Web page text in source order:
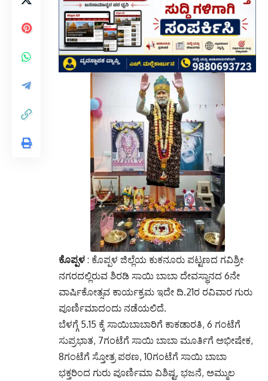
ಕೊಪ್ಪಳ : ಕೊಪ್ಪಳ ಜಿಲ್ಲೆಯ ಕುಕನೂರು ಪಟ್ಟಣದ ಗವಿಶ್ರೀ
ನಗರದಲ್ಲಿರುವ ಶಿರಡಿ ಸಾಯಿ ಬಾಬಾ ದೇವಸ್ಥಾನದ 6ನೇ
ವಾರ್ಷಿಕೋತ್ಸವ ಕಾರ್ಯಕ್ರಮ ಇದೇ ದಿ.21ರ ರವಿವಾರ ಗುರು
ಪೂರ್ಣಿಮಾದಂದು ನಡೆಯಲಿದೆ.
ಬೆಳಗ್ಗೆ 5.15 ಕ್ಕೆ ಸಾಯಿಬಾಬಾರಿಗೆ ಕಾಕಡಾರತಿ, 6 ಗಂಟೆಗೆ
ಸುಪ್ರಭಾತ, 7ಗಂಟೆಗೆ ಸಾಯಿ ಬಾಬಾ ಮೂರ್ತಿಗೆ ಅಭೀಷೇಕ,
8ಗಂಟೆಗೆ ಸ್ತೋತ್ರ ಪಠಣ, 10ಗಂಟೆಗೆ ಸಾಯಿ ಬಾಬಾ
ಭಕ್ತರಿಂದ ಗುರು ಪೂರ್ಣಿಮಾ ವಿಶಿಷ್ಟ, ಭಜನೆ, ಅಮ್ಮುಲ